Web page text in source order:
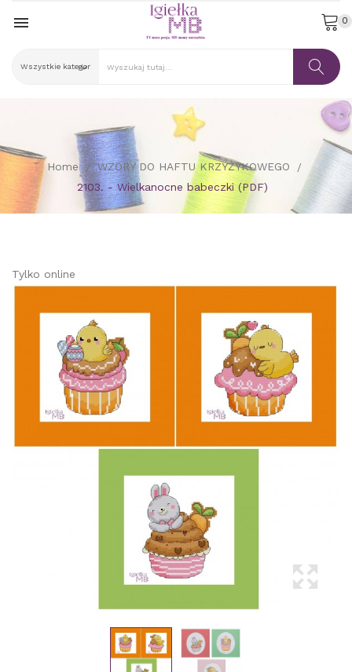
 0
Home
WZORY DO HAFTU KRZYŻYKOWEGO
2103. - Wielkanocne babeczki (PDF)
Tylko online